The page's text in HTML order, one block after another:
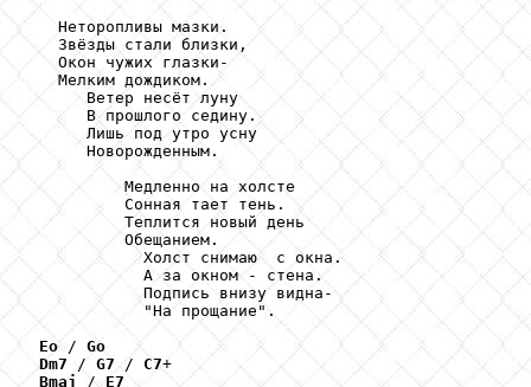
   Неторопливы мазки.
   Звёзды стали близки,
   Окон чужих глазки-
   Мелким дождиком.
      Ветер несёт луну
      В прошлого седину.
      Лишь под утро усну
      Новорожденным.
          Медленно на холсте
          Сонная тает тень.
          Теплится новый день
          Обещанием.
            Холст снимаю  с окна.
            А за окном - стена.
            Подпись внизу видна-
            "На прощание".
Eo / Go
Dm7 / G7 / C7+
Bmaj
/ E7